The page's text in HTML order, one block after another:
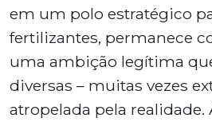
em um polo estratégico
fertilizantes, permanece
uma ambição legítima
diversas – muitas vezes
atropelada pela realidade.